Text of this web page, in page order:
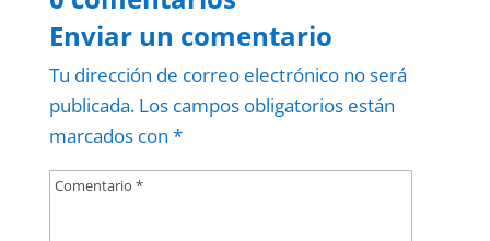
Enviar un comentario
Tu dirección de correo electrónico no será
publicada. Los campos obligatorios están
marcados con *